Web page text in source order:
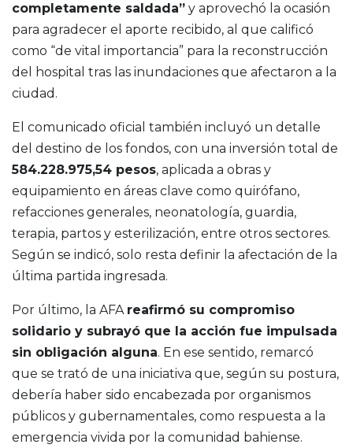
completamente saldada” y aprovechó la ocasión
para agradecer el aporte recibido, al que calificó
como “de vital importancia” para la reconstrucción
del hospital tras las inundaciones que afectaron a la
ciudad.
El comunicado oficial también incluyó un detalle
del destino de los fondos, con una inversión total de
584.228.975,54 pesos, aplicada a obras y
equipamiento en áreas clave como quirófano,
refacciones generales, neonatología, guardia,
terapia, partos y esterilización, entre otros sectores.
Según se indicó, solo resta definir la afectación de la
última partida ingresada.
Por último, la AFA reafirmó su compromiso
solidario y subrayó que la acción fue impulsada
sin obligación alguna. En ese sentido, remarcó
que se trató de una iniciativa que, según su postura,
debería haber sido encabezada por organismos
públicos y gubernamentales, como respuesta a la
emergencia vivida por la comunidad bahiense.